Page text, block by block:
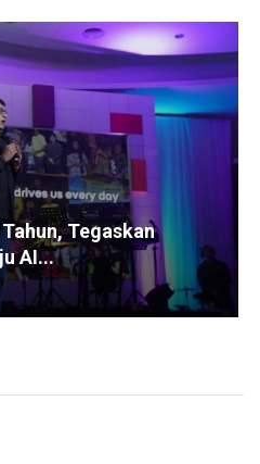
Tegaskan
AI...